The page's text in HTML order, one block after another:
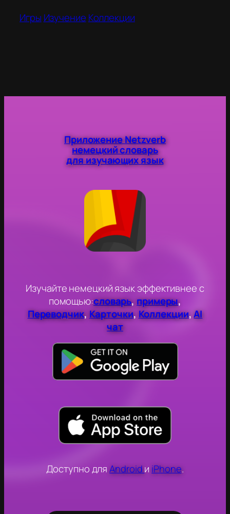
Игры Изучение Коллекции
Приложение Netzverb
немецкий словарь
для изучающих язык
Изучайте немецкий язык эффективнее с
помощью:словарь,примеры,
Переводчик, Карточки, Коллекции,AI
чат
Доступно дляAndroidи iPhone.